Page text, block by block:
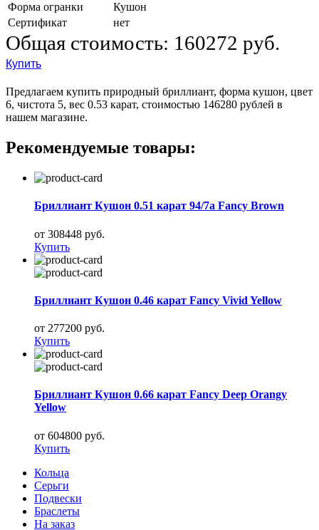
Форма огранки
Кушон
Сертификат
нет
Общая стоимость: 160272 руб.
Купить
Предлагаем купить природный бриллиант, форма кушон, цвет
6, чистота 5, вес 0.53 карат, стоимостью 146280 рублей в
нашем магазине.
Рекомендуемые товары:
Бриллиант Кушон 0.51 карат 94/7а Fancy Brown
от 308448 руб.
Купить
Бриллиант Кушон 0.46 карат Fancy Vivid Yellow
от 277200 руб.
Купить
Бриллиант Кушон 0.66 карат Fancy Deep Orangy
Yellow
от 604800 руб.
Купить
Кольца
Серьги
Подвески
Браслеты
На заказ